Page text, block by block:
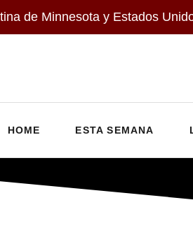
de Minnesota y Estados
HOME ESTA SEMANA